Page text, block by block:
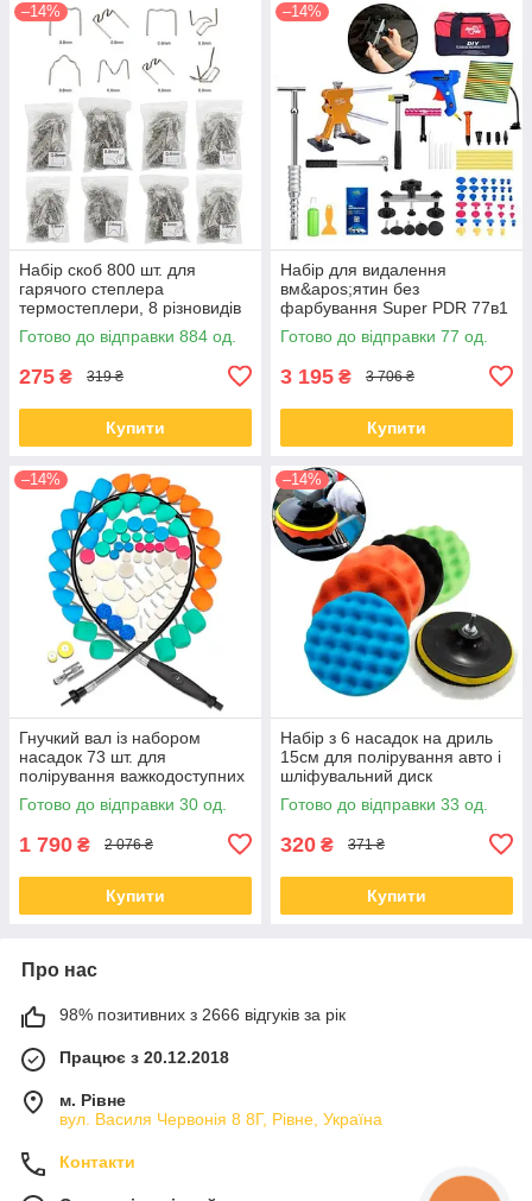
–14%
Набір скоб 800 шт. для
гарячого степлера
термостеплери, 8 різновидів
Готово до відправки 884 од.
275 ₴ 319 ₴
Купити
–14%
Набір для видалення
вм&apos;ятин без
фарбування Super PDR 77в1
Професійний
Готово до відправки 77 од.
3 195 ₴ 3 706 ₴
Купити
–14%
Гнучкий вал із набором
насадок 73 шт. для
полірування важкодоступних
місць
Готово до відправки 30 од.
1 790 ₴ 2 076 ₴
Купити
–14%
Набір з 6 насадок на дриль
15см для полірування авто і
шліфувальний диск
Готово до відправки 33 од.
320 ₴ 371 ₴
Купити
Про нас
98% позитивних з 2666 відгуків за рік
Працює з 20.12.2018
м. Рівне
вул. Василя Червонія 8 8Г, Рівне, Україна
Контакти